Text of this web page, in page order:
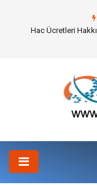
Hac Ücretleri